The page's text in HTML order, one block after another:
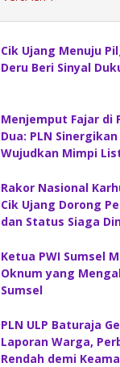
Cik Ujang Menuju
Deru Beri Sinyal
Menjemput Fajar di
Dua: PLN
Wujudkan Mimpi
Rakor Nasional
Cik Ujang Dorong
dan Status Siaga
Ketua PWI Sumsel
Oknum yang
Sumsel
PLN ULP Baturaja
Laporan Warga,
Rendah demi